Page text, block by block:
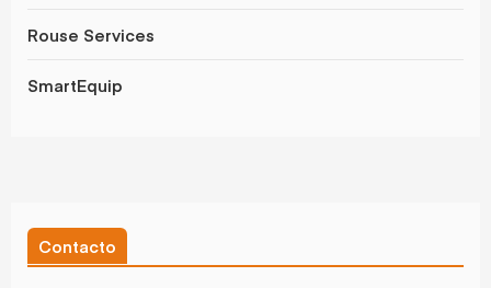
Rouse Services
SmartEquip
Contacto